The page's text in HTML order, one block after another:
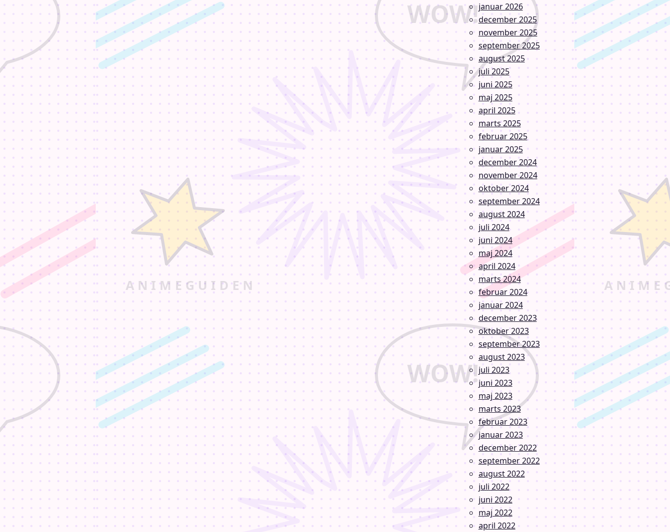
januar 2026
december 2025
november 2025
september 2025
august 2025
juli 2025
juni 2025
maj 2025
april 2025
marts 2025
februar 2025
januar 2025
december 2024
november 2024
oktober 2024
september 2024
august 2024
juli 2024
juni 2024
maj 2024
april 2024
marts 2024
februar 2024
januar 2024
december 2023
oktober 2023
september 2023
august 2023
juli 2023
juni 2023
maj 2023
marts 2023
februar 2023
januar 2023
december 2022
september 2022
august 2022
juli 2022
juni 2022
maj 2022
april 2022